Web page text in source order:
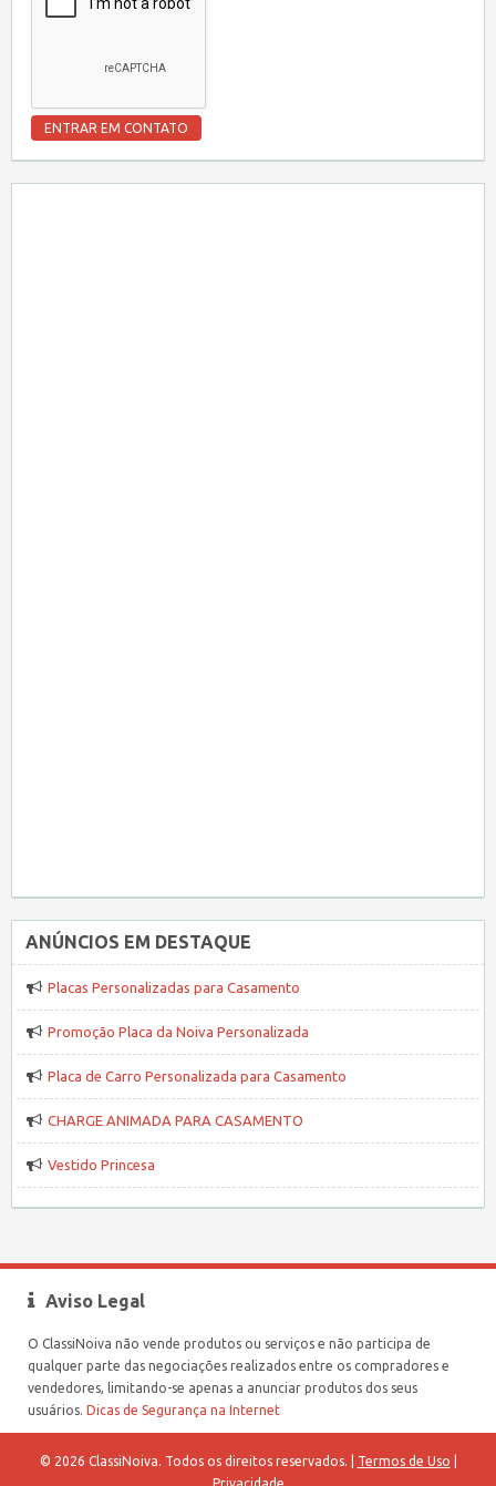
ANÚNCIOS EM DESTAQUE
Placas Personalizadas para Casamento
Promoção Placa da Noiva Personalizada
Placa de Carro Personalizada para Casamento
CHARGE ANIMADA PARA CASAMENTO
Vestido Princesa
Aviso Legal
O ClassiNoiva não vende produtos ou serviços e não participa de
qualquer parte das negociações realizados entre os compradores e
vendedores, limitando-se apenas a anunciar produtos dos seus
usuários. Dicas de Segurança na Internet
© 2026 ClassiNoiva. Todos os direitos reservados. | Termos de Uso